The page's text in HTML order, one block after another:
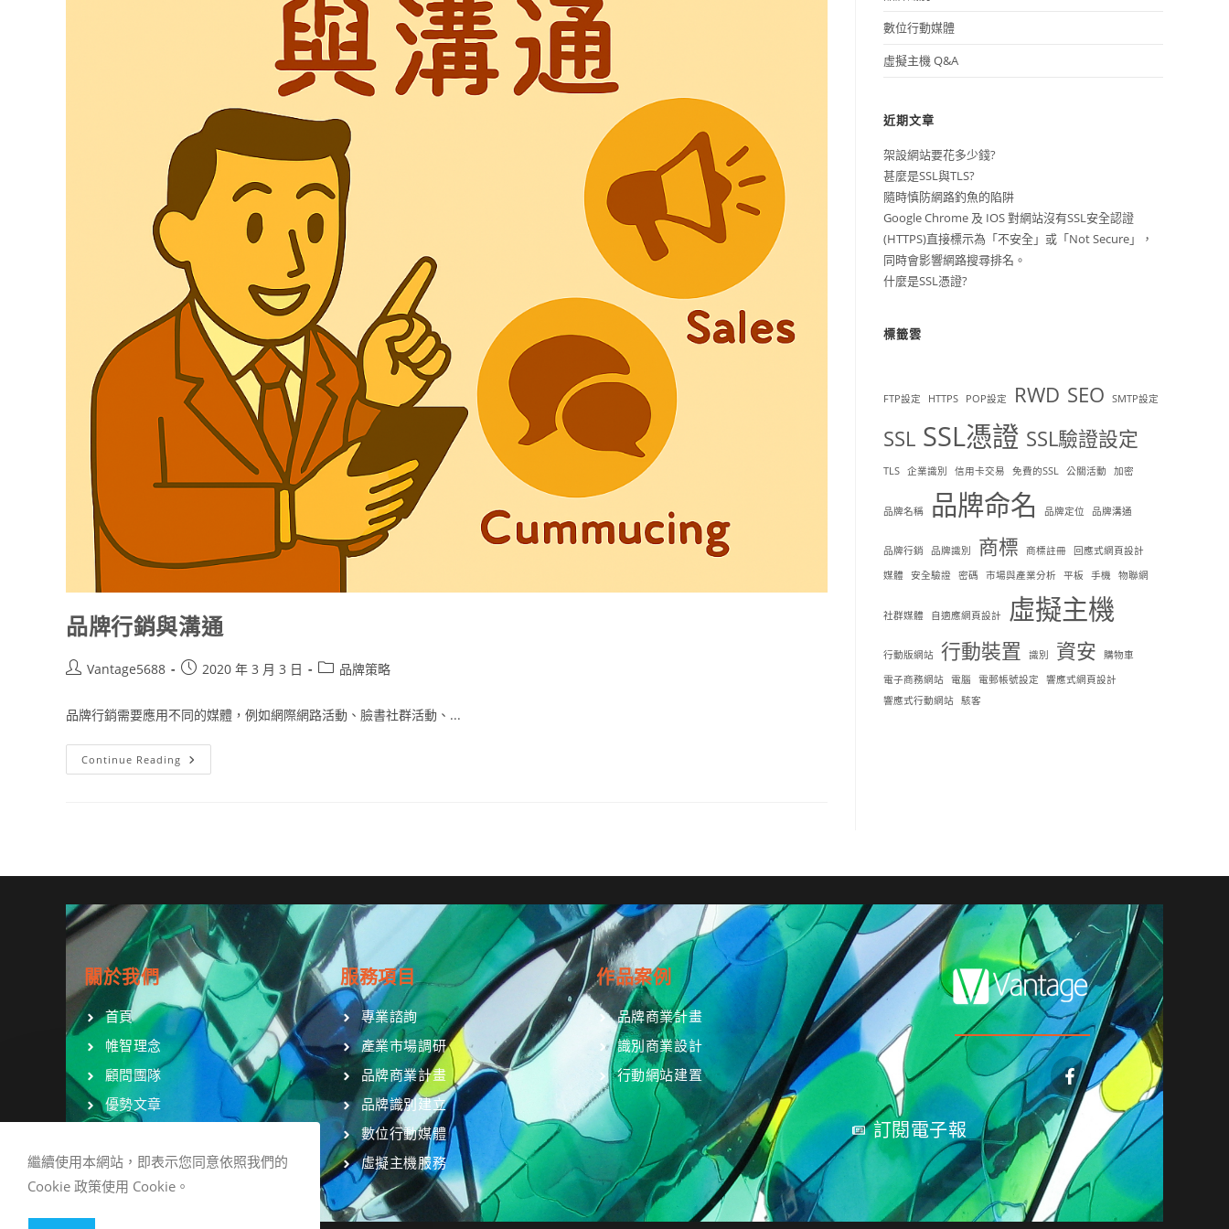
品牌行銷與溝通
Vantage5688 2020 年 3 月 3 日 品牌策略
品牌行銷需要應用不同的媒體，例如網際網路活動、臉書社群活動、...
Continue Reading
數位行動媒體
虛擬主機 Q&A
近期文章
架設網站要花多少錢?
甚麼是SSL與TLS?
隨時慎防網路釣魚的陷阱
Google Chrome 及 IOS 對網站沒有SSL安全認證
(HTTPS)直接標示為「不安全」或「Not Secure」，
同時會影響網路搜尋排名。
什麼是SSL憑證?
標籤雲
FTP設定 HTTPS POP設定 RWD SEO SMTP設定
SSL SSL憑證 SSL驗證設定
TLS 企業識別 信用卡交易 免費的SSL 公關活動 加密
品牌名稱 品牌命名 品牌定位 品牌溝通
品牌行銷 品牌識別 商標 商標註冊
回應式網頁設計
媒體
安全驗證 密碼 市場與產業分析 平板 手機 物聯網
社群媒體 自適應網頁設計 虛擬主機
行動版網站 行動裝置 識別 資安
購物車
電子商務網站 電腦 電郵帳號設定
響應式網頁設計
響應式行動網站 駭客
關於我們
首頁
帷智理念
顧問團隊
優勢文章
服務項目
專業諮詢
產業市場調研
品牌商業計畫
品牌識別建立
數位行動媒體
虛擬主機服務
作品案例
品牌商業計畫
識別商業設計
行動網站建置
訂閱電子報
繼續使用本網站，即表示您同意依照我們的
Cookie 政策使用 Cookie。